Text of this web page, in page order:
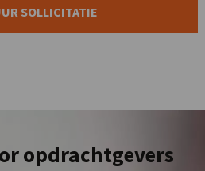
opdrachtgevers